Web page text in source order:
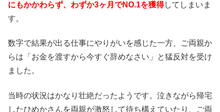
にもかかわらず、わずか3ヶ月でNO.1を獲得してしまいま
す。
数字で結果が出る仕事にやりがいを感じた一方、ご両親か
らは「お金を渡すから今すぐ辞めなさい」と猛反対を受け
ました。
当時の状況はかなり壮絶だったようです。泣きながら帰宅
したひめかさんを両親が激怒して待ち構えていたり、ご両